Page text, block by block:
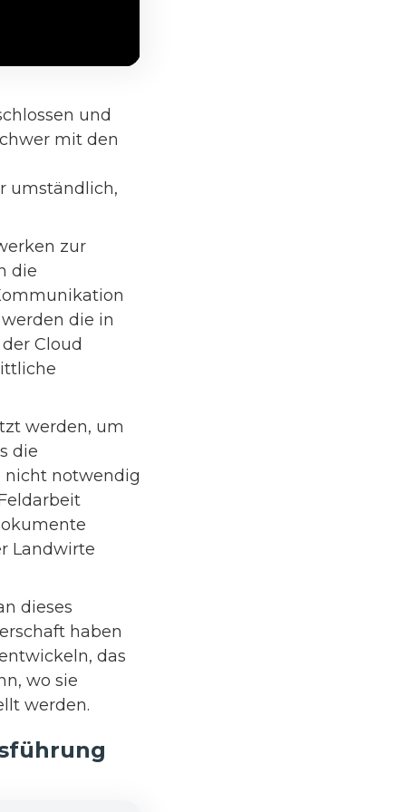
und
mit den
umständlich,
zur
die
die in
Cloud
werden, um
die
nicht notwendig
Landwirte
dieses
haben
das
wo sie
werden.